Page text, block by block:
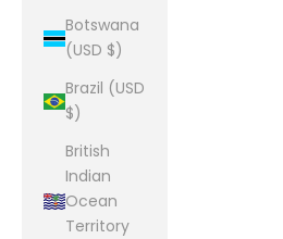
Botswana
(USD $)
Brazil (USD
$)
British
Indian
Ocean
Territory